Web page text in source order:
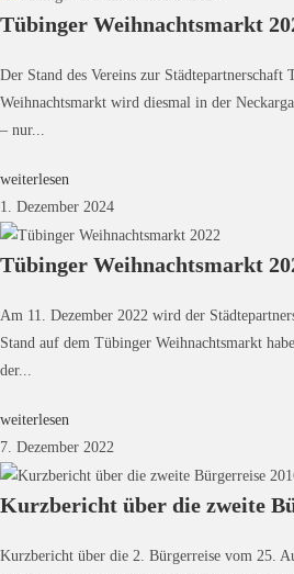
Tübinger Weihnachtsmarkt
Der Stand des Vereins zur Städtepartnerschaft
Weihnachtsmarkt wird diesmal in der
– nur...
weiterlesen
1. Dezember 2024
Tübinger Weihnachtsmarkt
Am 11. Dezember 2022 wird der
Stand auf dem Tübinger Weihnachtsmarkt
der...
weiterlesen
7. Dezember 2022
Kurzbericht über die zweite
Kurzbericht über die 2. Bürgerreise vom 25.